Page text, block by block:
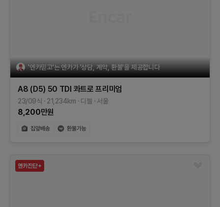
'엔카믿고'는 엔카가 '상담, 계약, 환불'을 제공합니다
A8 (D5) 50 TDI 콰트로 프리미엄
23/09식 21,234km 디젤 서울
8,200만원